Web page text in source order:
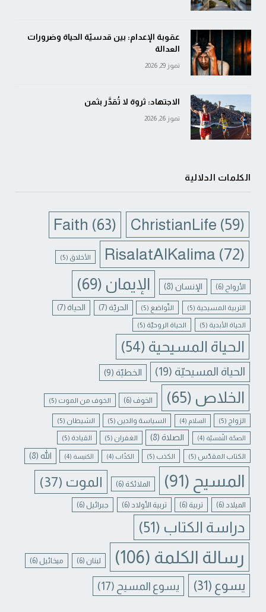
عقوبة الإعدام: بين قدسيّة الحياة وضرورات
العدالة
تموز 29, 2026
الاجتهاد: ثروة لا تُقدَّر بثمن
تموز 26, 2026
الكلمات الدلالية
ChristianLife (59)
Faith (63)
RisalatAlKalima (72) الأخلاق (5)
الأرواح (6) الإنسان(8) الإيمان (69)
التربية المسيحية (5) التّواضع (5) الحريّة (7) الحياة (7)
الحياة الأبدية (5) الحياة الروحيّة (5)
الحياة المسيحية (54)
الحياة المسيحيّة (19) الخطيّة (9)
الخلاص (65) الخوف (6) الخوف من الموت (5)
الزواج (5) السلام (4) السياسة والدين (5) الشيطان (5)
الصحّة النّفسيّة (4) الصلاة(8) الغفران (5) القيادة (5)
الكتاب المقدّس (5) الكذب (5) الكذّاب (4) الكنيسة (4) الله (8)
المسيح (91) الملائكة (6) الموت (37)
الميلاد (6) تربية (6) تربية الأولاد (6) جبرائيل (6)
دراسة الكتاب (51)
رسالة الكلمة (106) لبنان (6) ميخائيل (6)
يسوع (31) يسوع المسيح (17)